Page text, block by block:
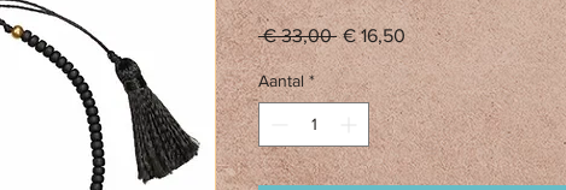
€ 33,00 Normale
prijs
€ 16,50Verkoopprijs
Aantal *